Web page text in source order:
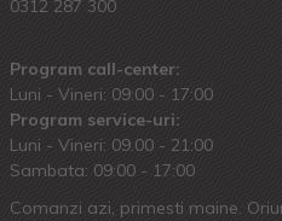
0312 287 300
Program call-center:
Luni - Vineri: 09:00 - 17:00
Program service-uri:
Luni - Vineri: 09.00 - 21:00
Sambata: 09:00 - 17:00
Comanzi azi, primesti maine.